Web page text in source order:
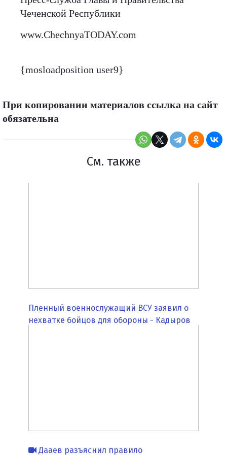
Чеченской Республики
www.ChechnyaTODAY.com
{mosloadposition user9}
При копировании материалов ссылка на сайт
обязательна
См. также
Пленный военнослужащий ВСУ заявил о
нехватке бойцов для обороны - Кадыров
Дааев разъяснил правило